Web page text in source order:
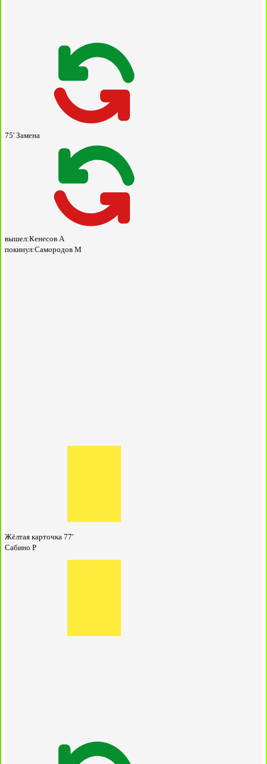
75' Замена
вышел:Кенесов А
покинул:Самородов М
Жёлтая карточка 77'
Сабино Р